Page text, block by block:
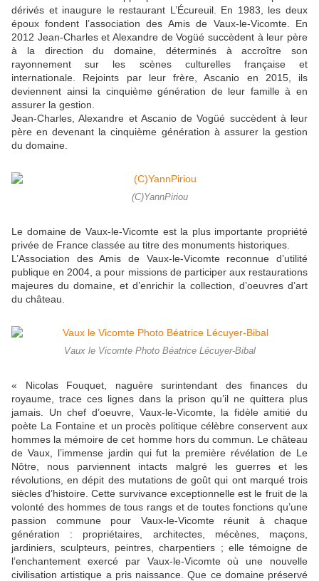
dérivés et inaugure le restaurant L’Écureuil. En 1983, les deux
époux fondent l’association des Amis de Vaux-le-Vicomte. En
2012 Jean-Charles et Alexandre de Vogüé succèdent à leur père
à la direction du domaine, déterminés à accroître son
rayonnement sur les scènes culturelles française et
internationale. Rejoints par leur frère, Ascanio en 2015, ils
deviennent ainsi la cinquième génération de leur famille à en
assurer la gestion.
Jean-Charles, Alexandre et Ascanio de Vogüé succèdent à leur
père en devenant la cinquième génération à assurer la gestion
du domaine.
(C)YannPiriou
Le domaine de Vaux-le-Vicomte est la plus importante propriété
privée de France classée au titre des monuments historiques.
L’Association des Amis de Vaux-le-Vicomte reconnue d’utilité
publique en 2004, a pour missions de participer aux restaurations
majeures du domaine, et d’enrichir la collection, d’oeuvres d’art
du château.
Vaux le Vicomte Photo Béatrice Lécuyer-Bibal
« Nicolas Fouquet, naguère surintendant des finances du
royaume, trace ces lignes dans la prison qu’il ne quittera plus
jamais. Un chef d’oeuvre, Vaux-le-Vicomte, la fidèle amitié du
poète La Fontaine et un procès politique célèbre conservent aux
hommes la mémoire de cet homme hors du commun. Le château
de Vaux, l’immense jardin qui fut la première révélation de Le
Nôtre, nous parviennent intacts malgré les guerres et les
révolutions, en dépit des mutations de goût qui ont marqué trois
siècles d’histoire. Cette survivance exceptionnelle est le fruit de la
volonté des hommes de tous rangs et de toutes fonctions qu’une
passion commune pour Vaux-le-Vicomte réunit à chaque
génération : propriétaires, architectes, mécènes, maçons,
jardiniers, sculpteurs, peintres, charpentiers ; elle témoigne de
l’enchantement exercé par Vaux-le-Vicomte où une nouvelle
civilisation artistique a pris naissance. Que ce domaine préservé